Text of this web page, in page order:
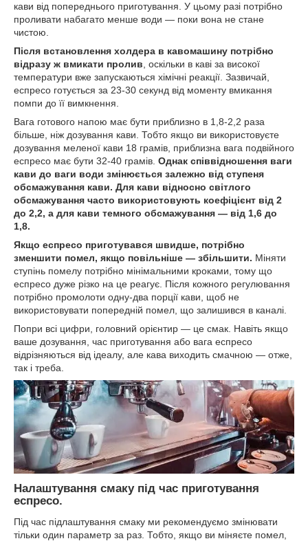
кави від попереднього приготування. У цьому разі потрібно
проливати набагато менше води — поки вона не стане
чистою.
Після встановлення холдера в кавомашину потрібно
відразу ж вмикати пролив, оскільки в каві за високої
температури вже запускаються хімічні реакції. Зазвичай,
еспресо готується за 23-30 секунд від моменту вмикання
помпи до її вимкнення.
Вага готового напою має бути приблизно в 1,8-2,2 раза
більше, ніж дозування кави. Тобто якщо ви використовуєте
дозування меленої кави 18 грамів, приблизна вага подвійного
еспресо має бути 32-40 грамів. Однак співвідношення ваги
кави до ваги води змінюється залежно від ступеня
обсмажування кави. Для кави відносно світлого
обсмажування часто використовують коефіцієнт від 2
до 2,2, а для кави темного обсмажування — від 1,6 до
1,8.
Якщо еспресо приготувався швидше, потрібно
зменшити помел, якщо повільніше — збільшити. Міняти
ступінь помелу потрібно мінімальними кроками, тому що
еспресо дуже різко на це реагує. Після кожного регулювання
потрібно промолоти одну-два порції кави, щоб не
використовувати попередній помел, що залишився в каналі.
Попри всі цифри, головний орієнтир — це смак. Навіть якщо
ваше дозування, час приготування або вага еспресо
відрізняються від ідеалу, але кава виходить смачною — отже,
так і треба.
Налаштування смаку під час приготування
еспресо.
Під час підлаштування смаку ми рекомендуємо змінювати
тільки один параметр за раз. Тобто, якщо ви міняєте помел,